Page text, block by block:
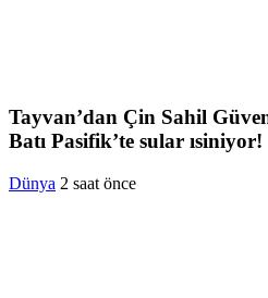
Tayvan’dan Çin Sahil
Batı Pasifik’te sular ısiniyor!
Dünya 2 saat önce